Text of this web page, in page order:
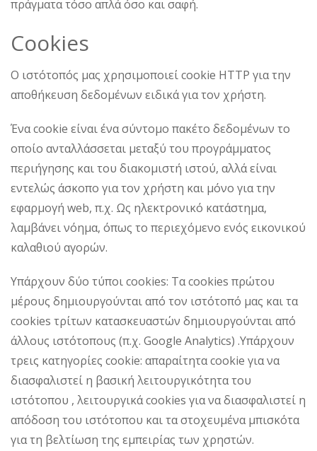
πράγματα τόσο απλά όσο και σαφή.
Cookies
Ο ιστότοπός μας χρησιμοποιεί cookie HTTP για την
αποθήκευση δεδομένων ειδικά για τον χρήστη.
Ένα cookie είναι ένα σύντομο πακέτο δεδομένων το
οποίο ανταλλάσσεται μεταξύ του προγράμματος
περιήγησης και του διακομιστή ιστού, αλλά είναι
εντελώς άσκοπο για τον χρήστη και μόνο για την
εφαρμογή web, π.χ. Ως ηλεκτρονικό κατάστημα,
λαμβάνει νόημα, όπως το περιεχόμενο ενός εικονικού
καλαθιού αγορών.
Υπάρχουν δύο τύποι cookies: Τα cookies πρώτου
μέρους δημιουργούνται από τον ιστότοπό μας και τα
cookies τρίτων κατασκευαστών δημιουργούνται από
άλλους ιστότοπους (π.χ. Google Analytics) .Υπάρχουν
τρεις κατηγορίες cookie: απαραίτητα cookie για να
διασφαλιστεί η βασική λειτουργικότητα του
ιστότοπου , λειτουργικά cookies για να διασφαλιστεί η
απόδοση του ιστότοπου και τα στοχευμένα μπισκότα
για τη βελτίωση της εμπειρίας των χρηστών.